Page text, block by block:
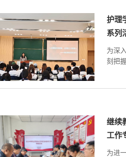
护理
系列
为深
刻把
继续
工作
为进